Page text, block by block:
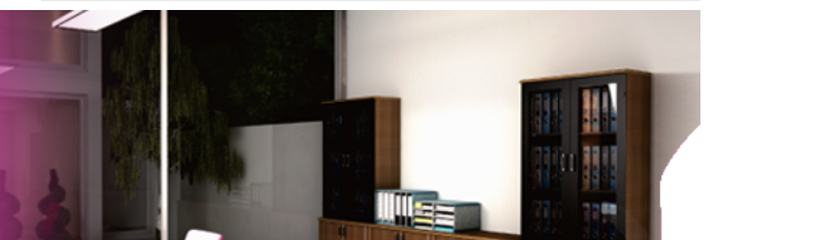
( Walnut )
White )